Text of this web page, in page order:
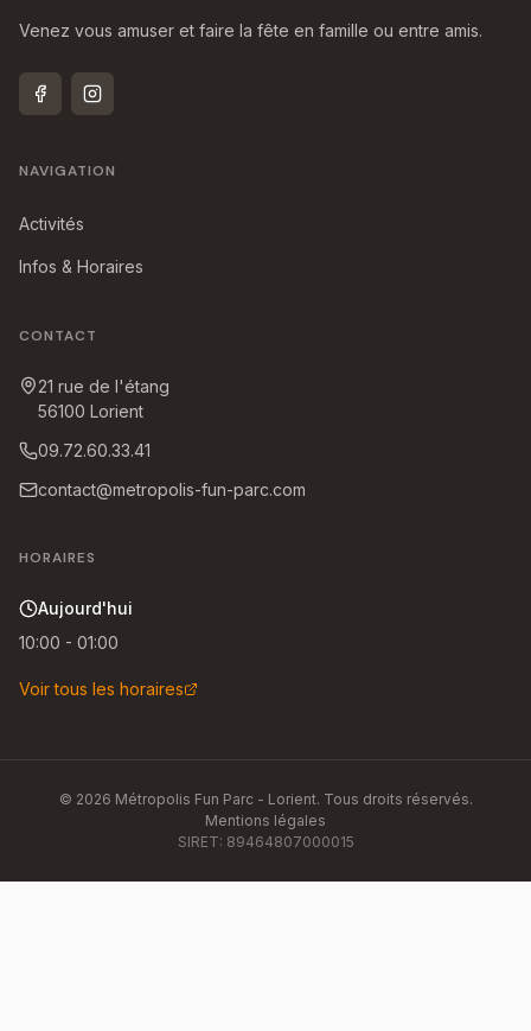
Venez vous amuser et faire la fête en famille ou entre amis.
NAVIGATION
Activités
Infos & Horaires
CONTACT
21 rue de l'étang
56100 Lorient
09.72.60.33.41
contact@metropolis-fun-parc.com
HORAIRES
Aujourd'hui
10:00 - 01:00
Voir tous les horaires
© 2026 Métropolis Fun Parc - Lorient. Tous droits réservés.
Mentions légales
SIRET: 89464807000015